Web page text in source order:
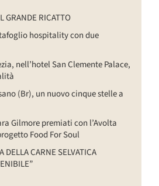
GRANDE RICATTO
hospitality con due
nell’hotel San Clemente Palace,
(Br), un nuovo cinque stelle a
Gilmore premiati con l’Avolta
Food For Soul
DELLA CARNE SELVATICA